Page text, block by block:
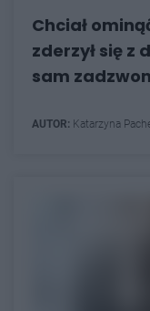
Chciał
zderzył się z
sam
AUTOR: Katarzyna